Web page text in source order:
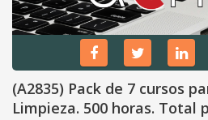
(A2835) Pack de 7 cursos
Limpieza. 500 horas. Total